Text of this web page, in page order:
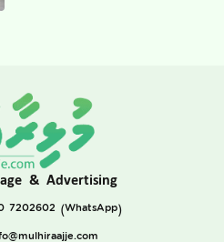
& Advertising
7202602 (WhatsApp)